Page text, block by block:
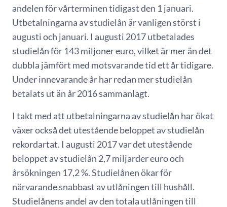
andelen för vårterminen tidigast den 1 januari.
Utbetalningarna av studielån är vanligen störst i
augusti och januari. I augusti 2017 utbetalades
studielån för 143 miljoner euro, vilket är mer än det
dubbla jämfört med motsvarande tid ett år tidigare.
Under innevarande år har redan mer studielån
betalats ut än år 2016 sammanlagt.
I takt med att utbetalningarna av studielån har ökat
växer också det utestående beloppet av studielån
rekordartat. I augusti 2017 var det utestående
beloppet av studielån 2,7 miljarder euro och
årsökningen 17,2 %. Studielånen ökar för
närvarande snabbast av utlåningen till hushåll.
Studielånens andel av den totala utlåningen till